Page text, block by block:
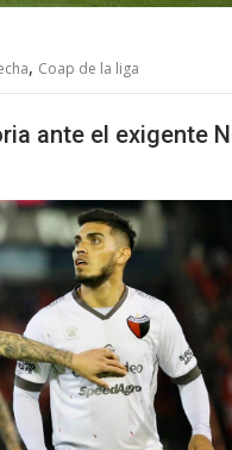
, Coap de la liga
ante el exigente